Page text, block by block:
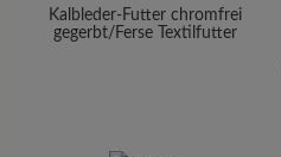
Kalbleder-Futter chromfrei
gegerbt/Ferse Textilfutter